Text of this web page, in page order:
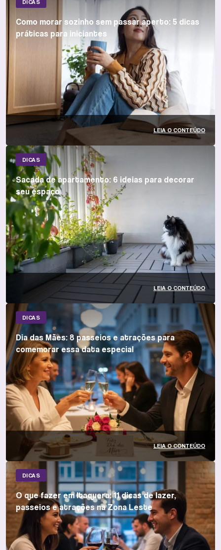
DICAS
Como morar sozinho sem passar aperto: 5 dicas
práticas para iniciantes
LEIA O CONTEÚDO
DICAS
Sacada de apartamento: 6 ideias para decorar
seu espaço
LEIA O CONTEÚDO
DICAS
Dia das Mães: 8 passeios e atrações para
comemorar essa data especial
LEIA O CONTEÚDO
DICAS
O que fazer em Itaquera: 11 dicas de lazer,
passeios e atrações na Zona Leste